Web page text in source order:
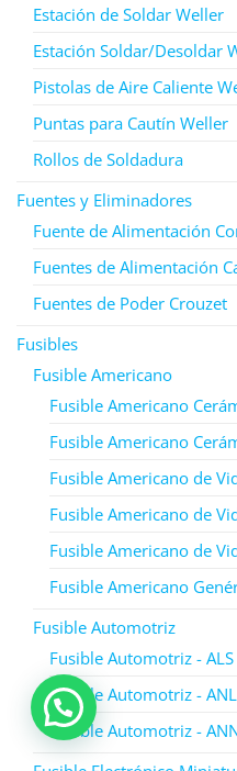
Estación de Soldar Weller
Estación Soldar/Desoldar
Pistolas de Aire Caliente
Puntas para Cautín Weller
Rollos de Soldadura
Fuentes y Eliminadores
Fuente de Alimentación
Fuentes de Alimentación
Fuentes de Poder Crouzet
Fusibles
Fusible Americano
Fusible Americano
Fusible Americano
Fusible Americano de
Fusible Americano de
Fusible Americano de
Fusible Americano
Fusible Automotriz
Fusible Automotriz - ALS
Fusible Automotriz - ANL
Fusible Automotriz -